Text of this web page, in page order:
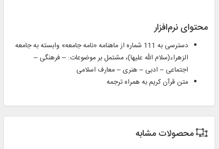
محتوای نرم‌افزار
دسترسی به 111 شماره از ماهنامه «نامه جامعه» وابسته به جامعه
الزهراء(سلام الله علیها)، مشتمل بر موضوعات: – فرهنگی –
اجتماعی – ادبی – هنری – معارف اسلامی
متن قرآن كریم به همراه ترجمه
محصولات مشابه